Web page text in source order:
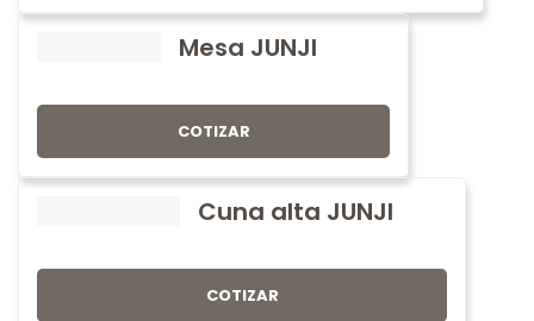
Mesa JUNJI
COTIZAR
Cuna alta JUNJI
COTIZAR